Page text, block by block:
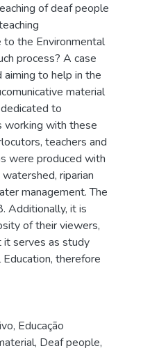
of deaf people
the Environmental
process? A case
to help in the
material
to
working with these
teachers and
were produced with
riparian
management. The
Additionally, it is
of their viewers,
it serves as study
therefore
, Educação
, Deaf people,